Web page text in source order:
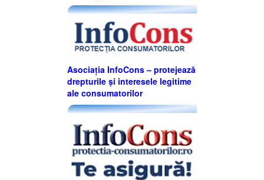
Asociația InfoCons – protejează
drepturile și interesele legitime
ale consumatorilor